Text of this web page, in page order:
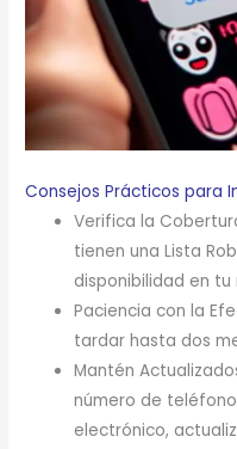
Consejos Prácticos para
Verifica la
tienen una Lista
disponibilidad en tu
Paciencia con la
tardar hasta dos
Mantén
número de
electrónico,